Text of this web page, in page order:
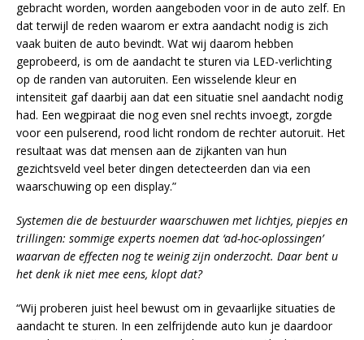
gebracht worden, worden aangeboden voor in de auto zelf. En
dat terwijl de reden waarom er extra aandacht nodig is zich
vaak buiten de auto bevindt. Wat wij daarom hebben
geprobeerd, is om de aandacht te sturen via LED-verlichting
op de randen van autoruiten. Een wisselende kleur en
intensiteit gaf daarbij aan dat een situatie snel aandacht nodig
had. Een wegpiraat die nog even snel rechts invoegt, zorgde
voor een pulserend, rood licht rondom de rechter autoruit. Het
resultaat was dat mensen aan de zijkanten van hun
gezichtsveld veel beter dingen detecteerden dan via een
waarschuwing op een display.”
Systemen die de bestuurder waarschuwen met lichtjes, piepjes en
trillingen: sommige experts noemen dat ‘ad-hoc-oplossingen’
waarvan de effecten nog te weinig zijn onderzocht. Daar bent u
het denk ik niet mee eens, klopt dat?
“Wij proberen juist heel bewust om in gevaarlijke situaties de
aandacht te sturen. In een zelfrijdende auto kun je daardoor